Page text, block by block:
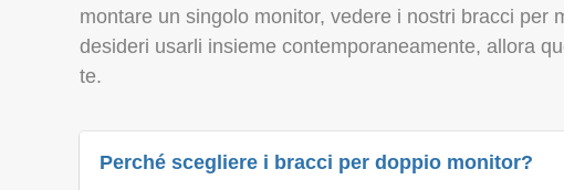
montare un singolo monitor, vedere i nostri bracci per
desideri usarli insieme contemporaneamente, allora
te.
Perché scegliere i bracci per doppio monitor?